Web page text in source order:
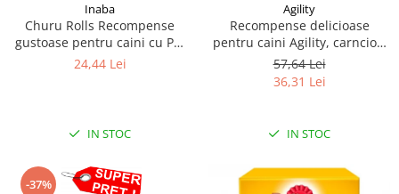
Inaba
Churu Rolls Recompense
gustoase pentru caini cu Pui
si somon 8 x 12 g
24,44 Lei
IN STOC
Agility
Recompense delicioase
pentru caini Agility, carnciori
uscati de vita-7cm, 500g
57,64 Lei
36,31 Lei
IN STOC
-37%